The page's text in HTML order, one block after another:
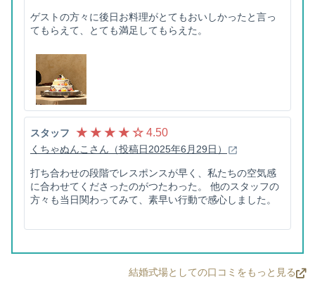
ゲストの方々に後日お料理がとてもおいしかったと言っ
てもらえて、とても満足してもらえた。
スタッフ ★ ★ ★ ★ ☆ 4.50
くちゃぬんこさん（投稿日2025年6月29日）
打ち合わせの段階でレスポンスが早く、私たちの空気感
に合わせてくださったのがつたわった。 他のスタッフの
方々も当日関わってみて、素早い行動で感心しました。
結婚式場としての口コミをもっと見る